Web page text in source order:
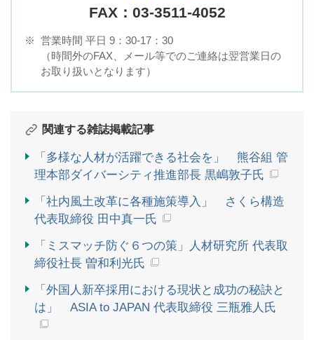
FAX：03-3511-4052
※ 営業時間 平日 9：30-17：30
（時間外のFAX、メール等でのご連絡は翌営業日の
お取り扱いとなります）
関連する雑誌掲載記事
「多様な人材が活躍できる社会を」 熊谷組 管
理本部ダイバーシティ推進部長 黒嶋敦子氏
「社内風土改革に各種施策導入」 さくら構造
代表取締役 田中真一氏
「ミスマッチ防ぐ６つの策」人材研究所 代表取
締役社長 曽和利光氏
「外国人新卒採用における現状と成功の秘訣と
は」 ASIA to JAPAN 代表取締役 三瓶雅人氏